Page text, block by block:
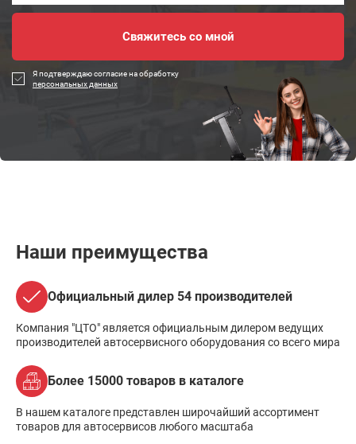
Я подтверждаю согласие на обработку
персональных данных
Наши преимущества
Официальный дилер 54 производителей
Компания "ЦТО" является официальным дилером ведущих
производителей автосервисного оборудования со всего мира
Более 15000 товаров в каталоге
В нашем каталоге представлен широчайший ассортимент
товаров для автосервисов любого масштаба